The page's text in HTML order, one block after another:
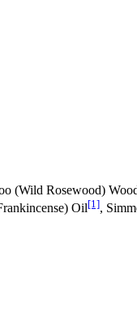
(Wild Rosewood)
Oil[1],